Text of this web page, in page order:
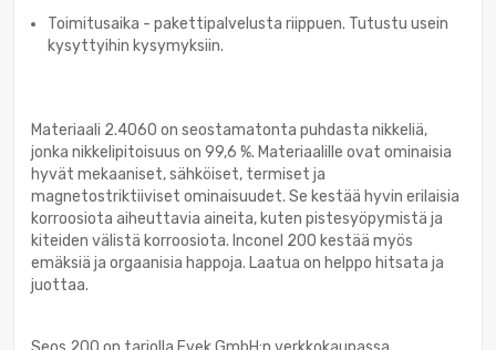
Toimitusaika - pakettipalvelusta riippuen. Tutustu usein
kysyttyihin kysymyksiin.
Materiaali 2.4060 on seostamatonta puhdasta nikkeliä,
jonka nikkelipitoisuus on 99,6 %. Materiaalille ovat ominaisia
hyvät mekaaniset, sähköiset, termiset ja
magnetostriktiiviset ominaisuudet. Se kestää hyvin erilaisia
korroosiota aiheuttavia aineita, kuten pistesyöpymistä ja
kiteiden välistä korroosiota. Inconel 200 kestää myös
emäksiä ja orgaanisia happoja. Laatua on helppo hitsata ja
juottaa.